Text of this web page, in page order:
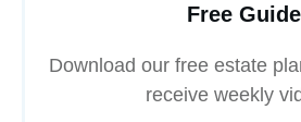
Free Guide
Download our free estate
receive weekly